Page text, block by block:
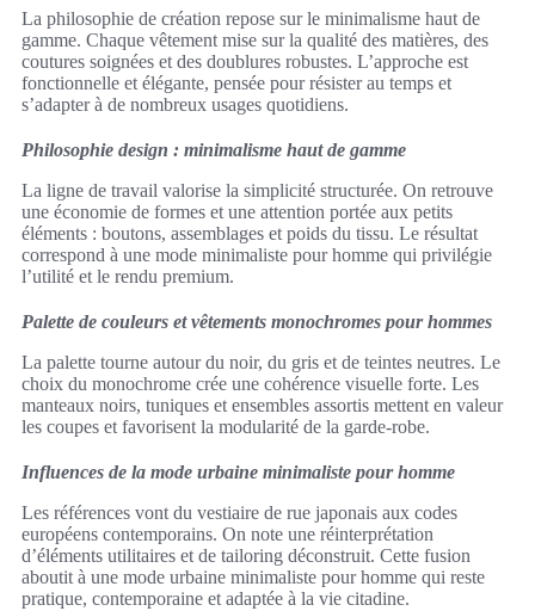
La philosophie de création repose sur le minimalisme haut de
gamme. Chaque vêtement mise sur la qualité des matières, des
coutures soignées et des doublures robustes. L’approche est
fonctionnelle et élégante, pensée pour résister au temps et
s’adapter à de nombreux usages quotidiens.
Philosophie design : minimalisme haut de gamme
La ligne de travail valorise la simplicité structurée. On retrouve
une économie de formes et une attention portée aux petits
éléments : boutons, assemblages et poids du tissu. Le résultat
correspond à une mode minimaliste pour homme qui privilégie
l’utilité et le rendu premium.
Palette de couleurs et vêtements monochromes pour hommes
La palette tourne autour du noir, du gris et de teintes neutres. Le
choix du monochrome crée une cohérence visuelle forte. Les
manteaux noirs, tuniques et ensembles assortis mettent en valeur
les coupes et favorisent la modularité de la garde‑robe.
Influences de la mode urbaine minimaliste pour homme
Les références vont du vestiaire de rue japonais aux codes
européens contemporains. On note une réinterprétation
d’éléments utilitaires et de tailoring déconstruit. Cette fusion
aboutit à une mode urbaine minimaliste pour homme qui reste
pratique, contemporaine et adaptée à la vie citadine.